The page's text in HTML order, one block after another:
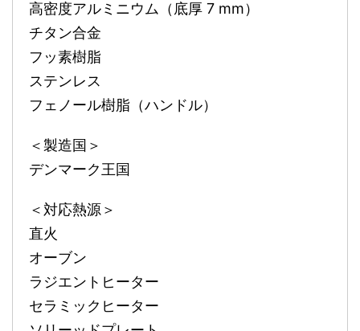
高密度アルミニウム（底厚 7 mm）
チタン合金
フッ素樹脂
ステンレス
フェノール樹脂（ハンドル）
＜製造国＞
デンマーク王国
＜対応熱源＞
直火
オーブン
ラジエントヒーター
セラミックヒーター